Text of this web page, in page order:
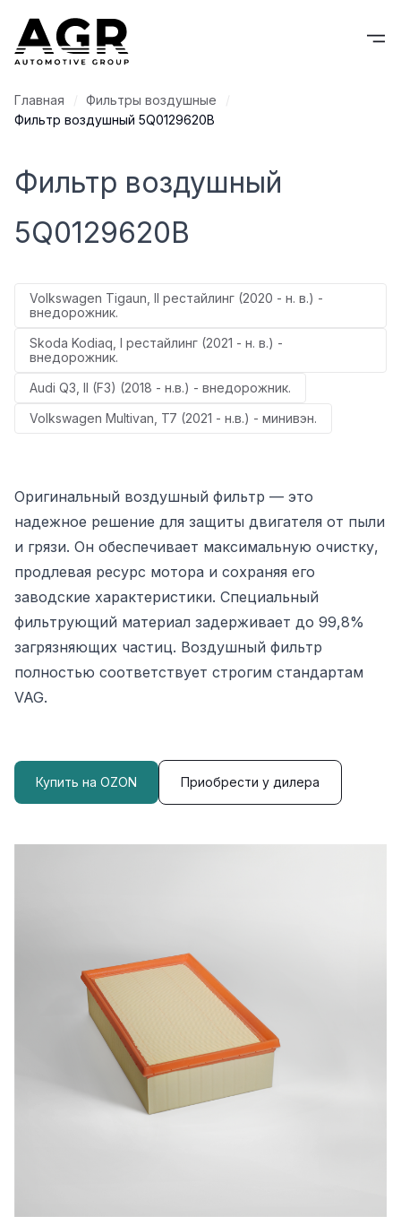
Главная
Фильтры воздушные
Фильтр воздушный 5Q0129620B
Фильтр воздушный
5Q0129620B
Volkswagen Tigaun, II рестайлинг (2020 - н. в.) -
внедорожник.
Skoda Kodiaq, I рестайлинг (2021 - н. в.) -
внедорожник.
Audi Q3, II (F3) (2018 - н.в.) - внедорожник.
Volkswagen Multivan, T7 (2021 - н.в.) - минивэн.
Оригинальный воздушный фильтр — это
надежное решение для защиты двигателя от пыли
и грязи. Он обеспечивает максимальную очистку,
продлевая ресурс мотора и сохраняя его
заводские характеристики. Специальный
фильтрующий материал задерживает до 99,8%
загрязняющих частиц. Воздушный фильтр
полностью соответствует строгим стандартам
VAG.
Купить на OZON Приобрести у дилера